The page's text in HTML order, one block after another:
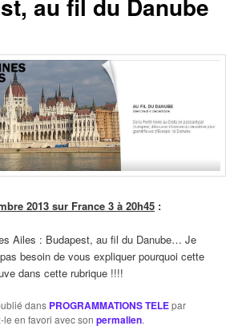
au fil du Danube
2013 sur France 3 à 20h45 :
Ailes : Budapest, au fil du Danube… Je
besoin de vous expliquer pourquoi cette
dans cette rubrique !!!!
dans PROGRAMMATIONS TELEpar
le en favori avec sonpermalien.